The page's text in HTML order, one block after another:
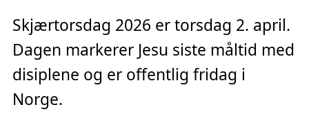
Skjærtorsdag 2026 er torsdag 2. april.
Dagen markerer Jesu siste måltid med
disiplene og er offentlig fridag i
Norge.